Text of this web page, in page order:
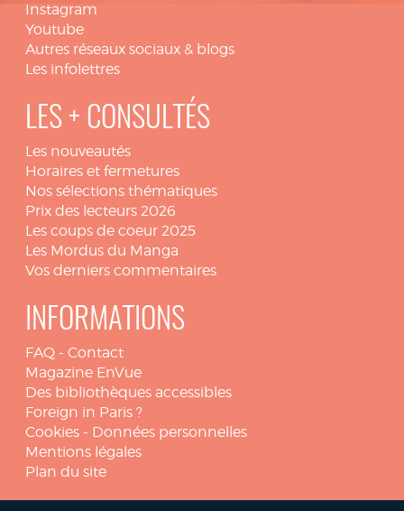
Instagram
Youtube
Autres réseaux sociaux & blogs
Les infolettres
LES + CONSULTÉS
Les nouveautés
Horaires et fermetures
Nos sélections thématiques
Prix des lecteurs 2026
Les coups de coeur 2025
Les Mordus du Manga
Vos derniers commentaires
INFORMATIONS
FAQ - Contact
Magazine EnVue
Des bibliothèques accessibles
Foreign in Paris ?
Cookies - Données personnelles
Mentions légales
Plan du site